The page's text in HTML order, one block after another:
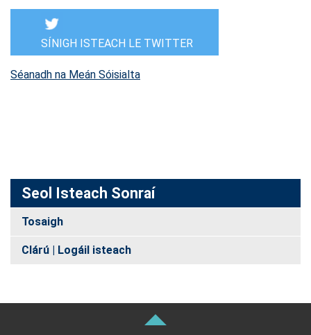
SÍNIGH ISTEACH LE TWITTER
Séanadh na Meán Sóisialta
Seol Isteach Sonraí
Tosaigh
Clárú | Logáil isteach